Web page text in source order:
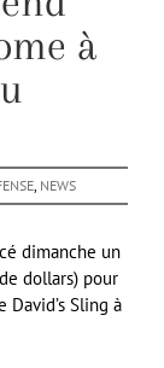
à
NEWS
dimanche un
dollars) pour
Sling à